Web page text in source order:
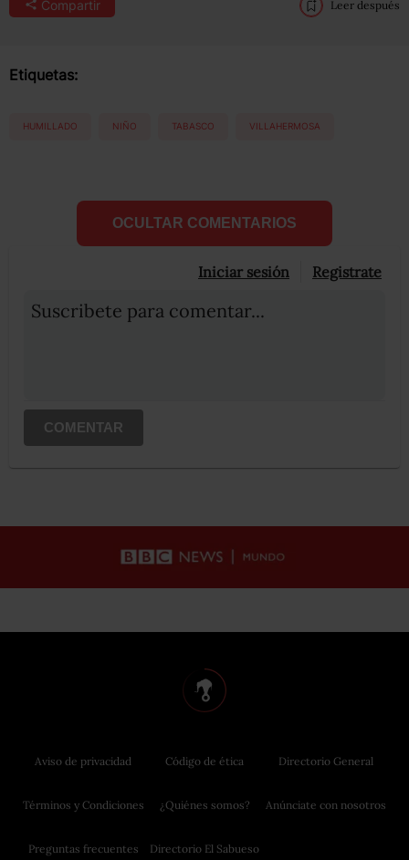
Compartir Leer después
Etiquetas:
HUMILLADO NIÑO TABASCO VILLAHERMOSA
OCULTAR COMENTARIOS
Iniciar sesión Registrate
Suscribete para comentar...
COMENTAR
Aviso de privacidad
Términos y Condiciones
Preguntas frecuentes
Código de ética
¿Quiénes somos?
Directorio El Sabueso
Directorio General
Anúnciate con nosotros